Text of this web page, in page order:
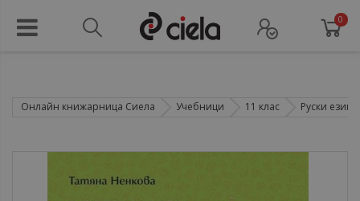
0
Онлайн книжарница Сиела Учебници 11 клас Руски език